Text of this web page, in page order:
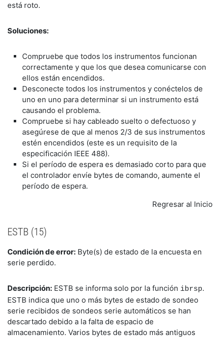
está roto.
Soluciones:
Compruebe que todos los instrumentos funcionan
correctamente y que los que desea comunicarse con
ellos están encendidos.
Desconecte todos los instrumentos y conéctelos de
uno en uno para determinar si un instrumento está
causando el problema.
Compruebe si hay cableado suelto o defectuoso y
asegúrese de que al menos 2/3 de sus instrumentos
estén encendidos (este es un requisito de la
especificación IEEE 488).
Si el período de espera es demasiado corto para que
el controlador envíe bytes de comando, aumente el
período de espera.
Regresar al Inicio
ESTB (15)
Condición de error: Byte(s) de estado de la encuesta en
serie perdido.
Descripción: ESTB se informa solo por la función ibrsp.
ESTB indica que uno o más bytes de estado de sondeo
serie recibidos de sondeos serie automáticos se han
descartado debido a la falta de espacio de
almacenamiento. Varios bytes de estado más antiguos